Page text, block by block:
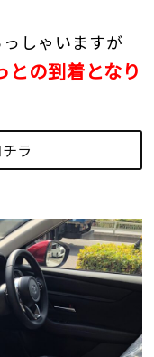
しゃいますが
との到着となり
ラ